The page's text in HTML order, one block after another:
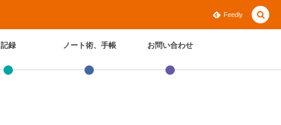
Feedly
記録 ノート術、手帳 お問い合わせ